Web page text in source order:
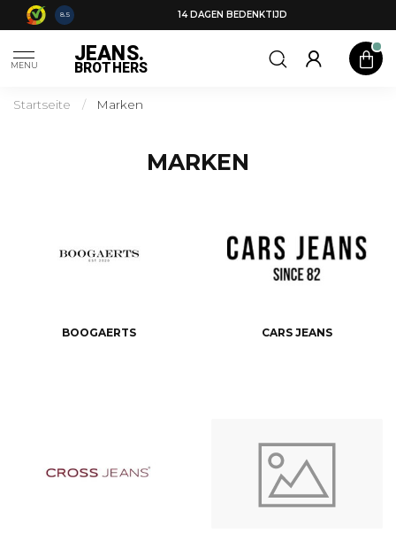
8.5 14 DAGEN BEDENKTIJD
MENU JEANS.
BROTHERS
Startseite / Marken
MARKEN
BOOGAERTS CARS JEANS